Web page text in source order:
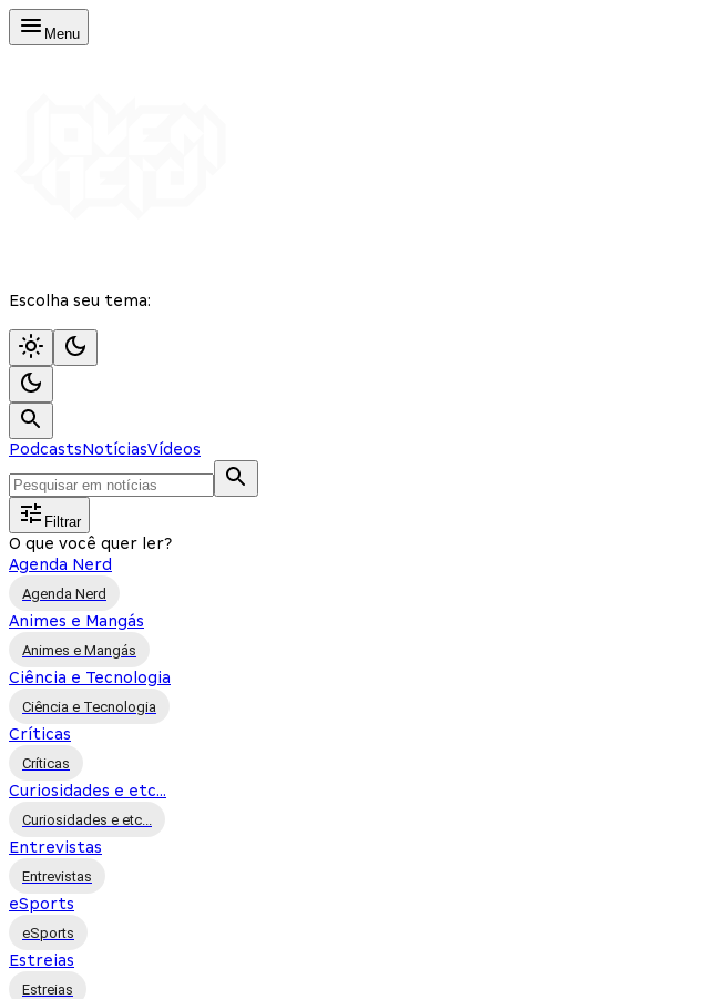
Menu
Escolha seu tema:
PodcastsNotíciasVídeos
Filtrar
O que você quer ler?
Agenda Nerd
Agenda Nerd
Animes e Mangás
Animes e Mangás
Ciência e Tecnologia
Ciência e Tecnologia
Críticas
Críticas
Curiosidades e etc...
Curiosidades e etc...
Entrevistas
Entrevistas
eSports
eSports
Estreias
Estreias